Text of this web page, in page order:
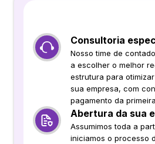
Consultoria
Nosso time de
a escolher o melhor
estrutura para
sua empresa, com
pagamento da
Abertura da sua
Assumimos toda a
iniciamos o processo